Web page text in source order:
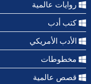
روايات عالمية
كتب أدب
الأدب الأمريكي
مخطوطات
قصص عالمية